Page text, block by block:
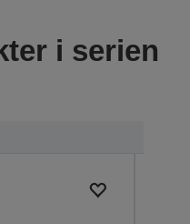
i serien